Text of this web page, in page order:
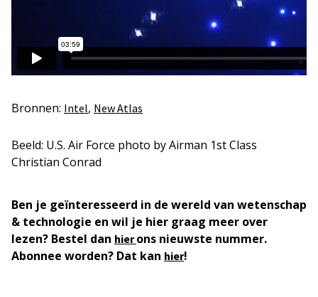
Bronnen: Intel, New Atlas
Beeld: U.S. Air Force photo by Airman 1st Class
Christian Conrad
Ben je geïnteresseerd in de wereld van wetenschap
& technologie en wil je hier graag meer over
lezen? Bestel dan hierons nieuwste nummer.
Abonnee worden? Dat kan hier!